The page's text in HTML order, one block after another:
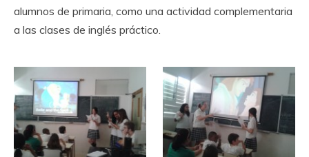
alumnos de primaria, como una actividad complementaria
a las clases de inglés práctico.